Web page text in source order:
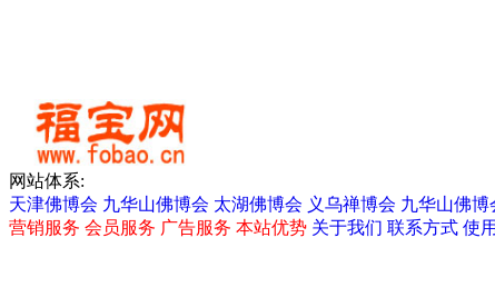
网站体系:
天津佛博会 九华山佛博会 太湖佛博会 义乌禅博会 九华山佛博
营销服务 会员服务 广告服务 本站优势 关于我们 联系方式 使